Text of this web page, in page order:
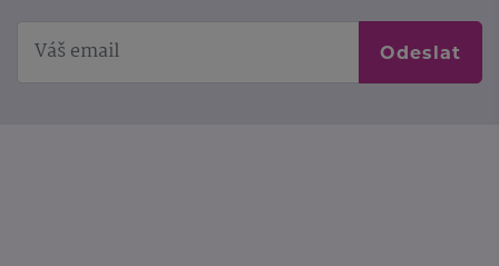
Odeslat